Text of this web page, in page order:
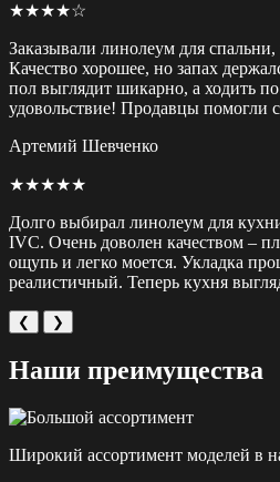
★★★★☆
Заказывали линолеум для
Качество хорошее, но запах
пол выглядит шикарно, а ходить
удовольствие! Продавцы помогли
Артемий Шевченко
★★★★★
Долго выбирал линолеум для
IVC. Очень доволен качеством –
ощупь и легко моется. Укладка
реалистичный. Теперь кухня
❮ ❯
Наши преимущества
Широкий ассортимент моделей в